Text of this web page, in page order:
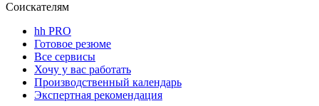
Соискателям
hh PRO
Готовое резюме
Все сервисы
Хочу у вас работать
Производственный календарь
Экспертная рекомендация